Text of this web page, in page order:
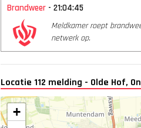
Brandweer - 21:04:45
Meldkamer roept
netwerk op.
Locatie 112 melding - Olde Hof,
+